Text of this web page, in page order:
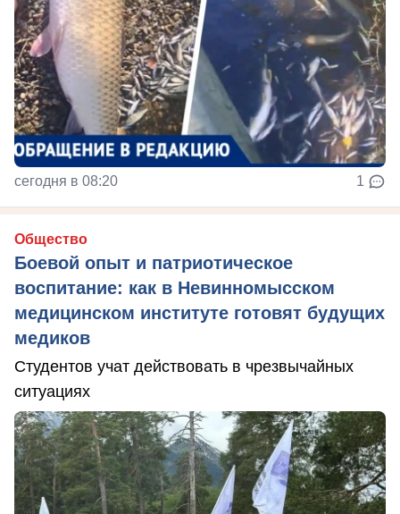
сегодня в 08:20 1
Общество
Боевой опыт и патриотическое
воспитание: как в Невинномысском
медицинском институте готовят будущих
медиков
Студентов учат действовать в чрезвычайных
ситуациях